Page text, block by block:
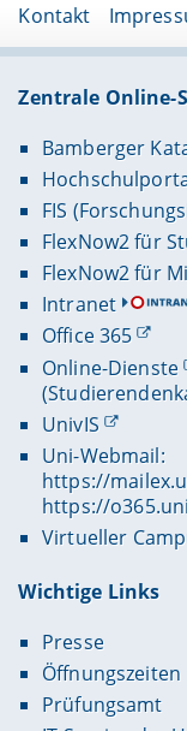
Kontakt
Zentrale Online-
Bamberger
FIS
FlexNow2 für
FlexNow2 für
Intranet
Office 365
Online-Dienste
UnivIS
Uni-Webmail:
https://
https://
Virtueller
Wichtige Links
Presse
Öffnungszeiten
Prüfungsamt